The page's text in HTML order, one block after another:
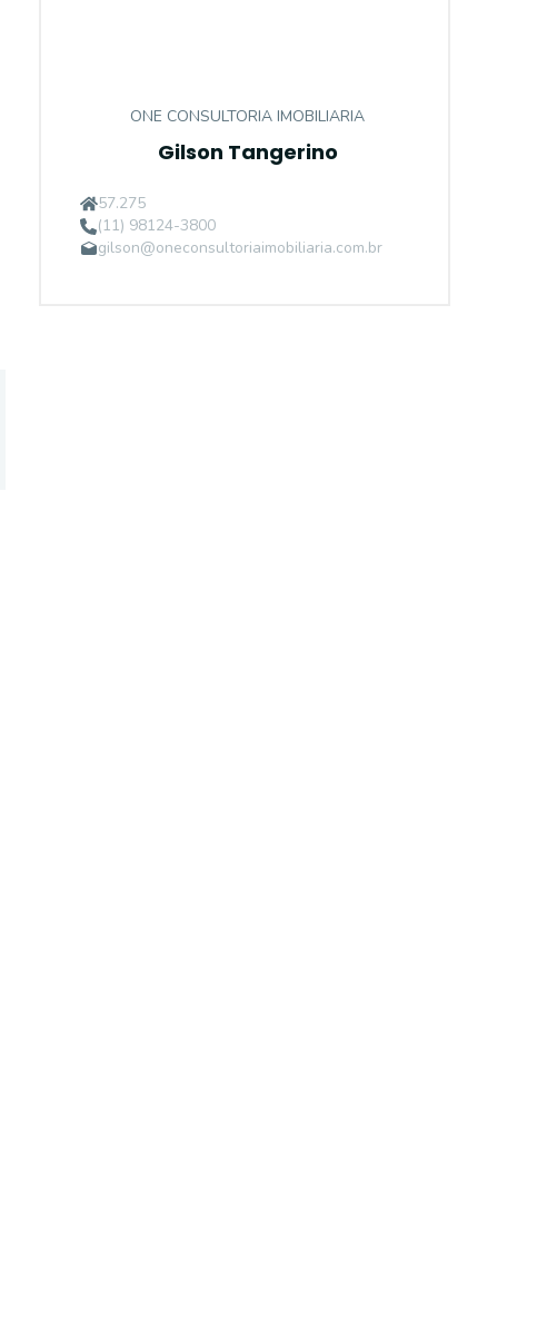
ONE CONSULTORIA IMOBILIARIA
Gilson Tangerino
57.275
(11) 98124-3800
gilson@oneconsultoriaimobiliaria.com.br